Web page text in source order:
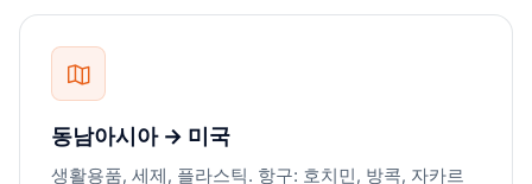
동남아시아 → 미국
생활용품, 세제, 플라스틱. 항구: 호치민, 방콕, 자카르